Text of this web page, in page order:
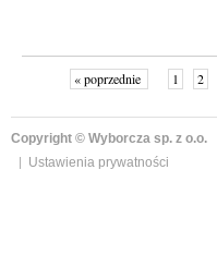
« poprzednie 1 2
Copyright © Wyborcza sp. z o.o.
Ustawienia prywatności